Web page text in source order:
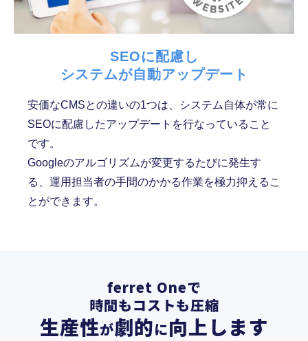
SEOに配慮し
システムが自動アップデート
安価なCMSとの違いの1つは、システム自体が常に
SEOに配慮したアップデートを行なっていること
です。
Googleのアルゴリズムが変更するたびに発生す
る、運用担当者の手間のかかる作業を極力抑えるこ
とができます。
ferret Oneで
時間もコストも圧縮
生産性が劇的に向上します